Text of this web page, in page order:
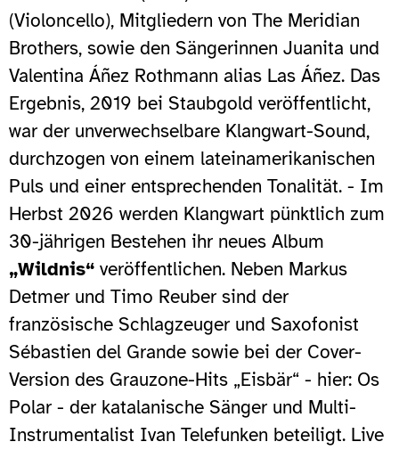
(Violoncello), Mitgliedern von The Meridian
Brothers, sowie den Sängerinnen Juanita und
Valentina Áñez Rothmann alias Las Áñez. Das
Ergebnis, 2019 bei Staubgold veröffentlicht,
war der unverwechselbare Klangwart-Sound,
durchzogen von einem lateinamerikanischen
Puls und einer entsprechenden Tonalität. - Im
Herbst 2026 werden Klangwart pünktlich zum
30-jährigen Bestehen ihr neues Album
„Wildnis“ veröffentlichen. Neben Markus
Detmer und Timo Reuber sind der
französische Schlagzeuger und Saxofonist
Sébastien del Grande sowie bei der Cover-
Version des Grauzone-Hits „Eisbär“ - hier: Os
Polar - der katalanische Sänger und Multi-
Instrumentalist Ivan Telefunken beteiligt. Live